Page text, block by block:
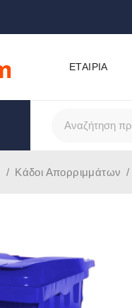
ΕΤΑΙΡΊΑ
/ Κάδοι Απορριμμάτων /